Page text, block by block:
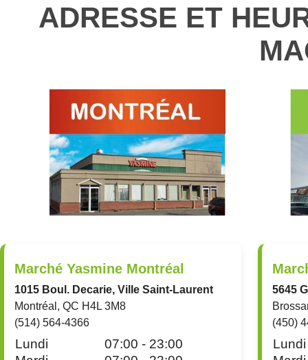
ADRESSE ET
Marché Yasmine Montréal
1015 Boul. Decarie, Ville Saint-Laurent
Montréal, QC H4L 3M8
(514) 564-4366
Lundi
07:00 - 23:00
5645
(450)
Lundi